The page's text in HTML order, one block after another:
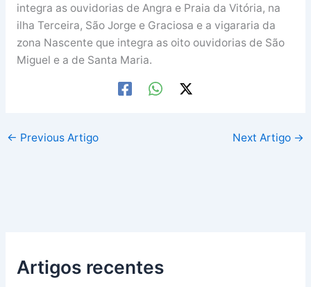
integra as ouvidorias de Angra e Praia da Vitória, na
ilha Terceira, São Jorge e Graciosa e a vigararia da
zona Nascente que integra as oito ouvidorias de São
Miguel e a de Santa Maria.
← Previous Artigo Next Artigo →
Artigos recentes